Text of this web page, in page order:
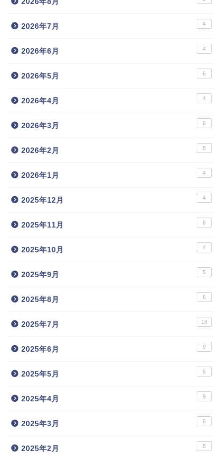
2026年7月 4
2026年6月 4
2026年5月 6
2026年4月 4
2026年3月 6
2026年2月 5
2026年1月 4
2025年12月 4
2025年11月 6
2025年10月 4
2025年9月 5
2025年8月 6
2025年7月 18
2025年6月 9
2025年5月 5
2025年4月 9
2025年3月 6
2025年2月 5